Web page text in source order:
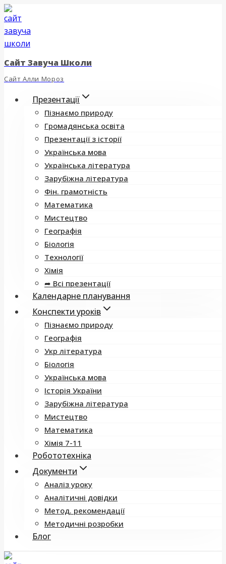
Перейти
до
вмісту
Сайт Завуча Школи
Сайт Алли Мороз
Презентації
Пізнаємо природу
Громадянська освіта
Презентації з історії
Українська мова
Українська література
Зарубіжна література
Фін. грамотність
Математика
Мистецтво
Географія
Біологія
Технології
Хімія
➦ Всі презентації
Календарне планування
Конспекти уроків
Пізнаємо природу
Географія
Укр література
Біологія
Українська мова
Історія України
Зарубіжна література
Мистецтво
Математика
Хімія 7-11
Робототехніка
Документи
Аналіз уроку
Аналітичні довідки
Метод. рекомендації
Методичні розробки
Блог